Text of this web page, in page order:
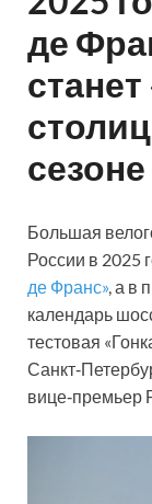
де
сезоне
Большая
России в 2025
де Франс», а в
календарь
тестовая
вице‑премьер